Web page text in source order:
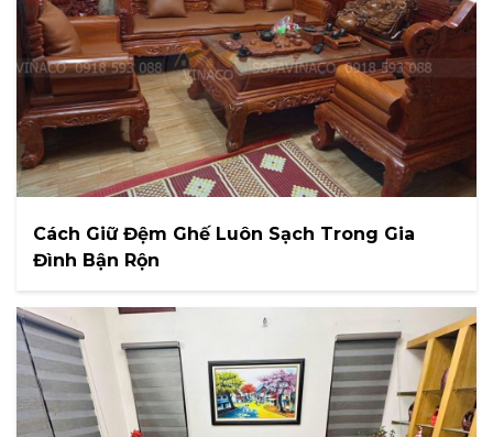
Cách Giữ Đệm Ghế Luôn Sạch Trong Gia
Đình Bận Rộn